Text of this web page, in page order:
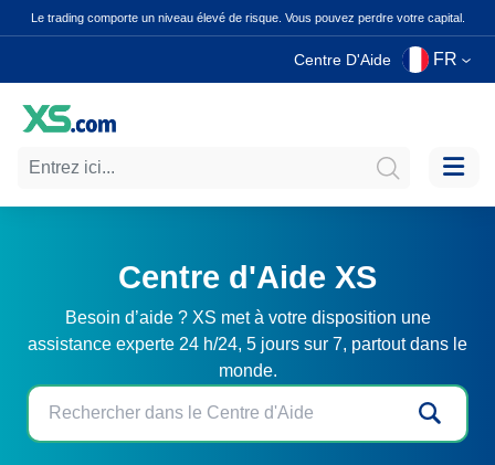
Le trading comporte un niveau élevé de risque. Vous pouvez perdre votre capital.
Centre D'Aide FR
Centre d'Aide XS
Besoin d’aide ? XS met à votre disposition une
assistance experte 24 h/24, 5 jours sur 7, partout dans le
monde.